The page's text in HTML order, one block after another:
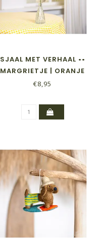
SJAAL MET VERHAAL ••
MARGRIETJE | ORANJE
€8,95